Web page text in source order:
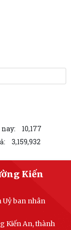
khai Quyết định số
An và Công đoàn
UBND phường v/v
của Hội đồng nhân
phường về thực
sĩ Lữ đoàn vận tải
3,159,932